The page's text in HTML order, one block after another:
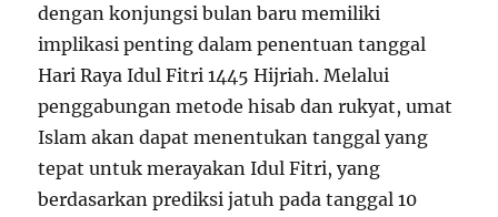
dengan konjungsi bulan baru memiliki
implikasi penting dalam penentuan tanggal
Hari Raya Idul Fitri 1445 Hijriah. Melalui
penggabungan metode hisab dan rukyat, umat
Islam akan dapat menentukan tanggal yang
tepat untuk merayakan Idul Fitri, yang
berdasarkan prediksi jatuh pada tanggal 10